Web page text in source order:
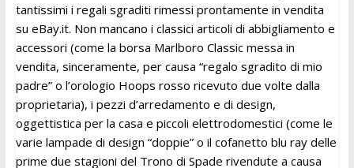
tantissimi i regali sgraditi rimessi prontamente in vendita
su eBay.it. Non mancano i classici articoli di abbigliamento e
accessori (come la borsa Marlboro Classic messa in
vendita, sinceramente, per causa “regalo sgradito di mio
padre” o l’orologio Hoops rosso ricevuto due volte dalla
proprietaria), i pezzi d’arredamento e di design,
oggettistica per la casa e piccoli elettrodomestici (come le
varie lampade di design “doppie” o il cofanetto blu ray delle
prime due stagioni del Trono di Spade rivendute a causa